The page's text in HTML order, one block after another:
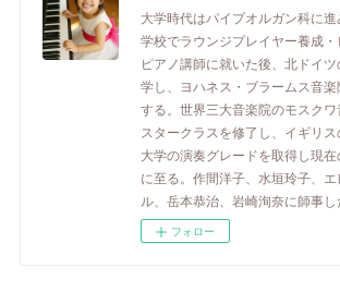
大学時代はパイプオルガン科に
学校でラウンジプレイヤー養成・
ピアノ講師に就いた後、北ドイ
学し、ヨハネス・ブラームス音
する。世界三大音楽院のモスク
スタークラスを修了し、イギリ
大学の演奏グレードを取得し現
に至る。作間洋子、水垣玲子、
ル、岳本恭治、岩崎洵奈に師事し
フォロー